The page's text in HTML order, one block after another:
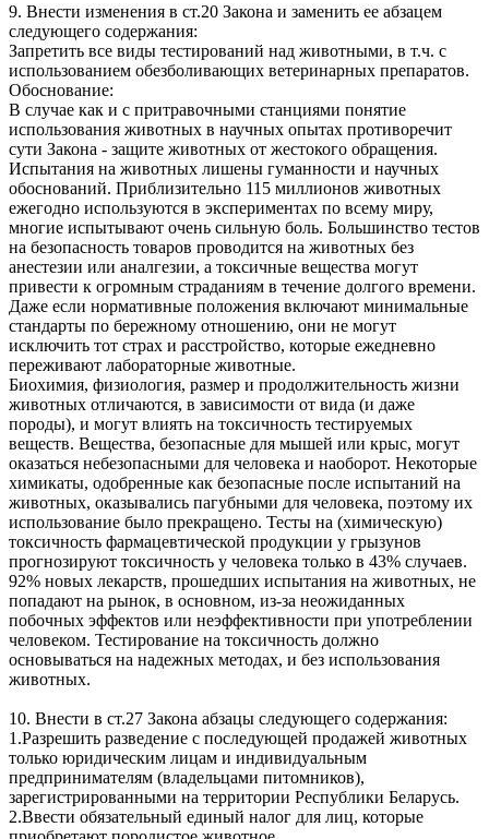
9. Внести изменения в ст.20 Закона и заменить ее абзацем
следующего содержания:
Запретить все виды тестирований над животными, в т.ч. с
использованием обезболивающих ветеринарных препаратов.
Обоснование:
В случае как и с притравочными станциями понятие
использования животных в научных опытах противоречит
сути Закона - защите животных от жестокого обращения.
Испытания на животных лишены гуманности и научных
обоснований. Приблизительно 115 миллионов животных
ежегодно используются в экспериментах по всему миру,
многие испытывают очень сильную боль. Большинство тестов
на безопасность товаров проводится на животных без
анестезии или аналгезии, а токсичные вещества могут
привести к огромным страданиям в течение долгого времени.
Даже если нормативные положения включают минимальные
стандарты по бережному отношению, они не могут
исключить тот страх и расстройство, которые ежедневно
переживают лабораторные животные.
Биохимия, физиология, размер и продолжительность жизни
животных отличаются, в зависимости от вида (и даже
породы), и могут влиять на токсичность тестируемых
веществ. Вещества, безопасные для мышей или крыс, могут
оказаться небезопасными для человека и наоборот. Некоторые
химикаты, одобренные как безопасные после испытаний на
животных, оказывались пагубными для человека, поэтому их
использование было прекращено. Тесты на (химическую)
токсичность фармацевтической продукции у грызунов
прогнозируют токсичность у человека только в 43% случаев.
92% новых лекарств, прошедших испытания на животных, не
попадают на рынок, в основном, из-за неожиданных
побочных эффектов или неэффективности при употреблении
человеком. Тестирование на токсичность должно
основываться на надежных методах, и без использования
животных.
10. Внести в ст.27 Закона абзацы следующего содержания:
1.Разрешить разведение с последующей продажей животных
только юридическим лицам и индивидуальным
предпринимателям (владельцами питомников),
зарегистрированными на территории Республики Беларусь.
2.Ввести обязательный единый налог для лиц, которые